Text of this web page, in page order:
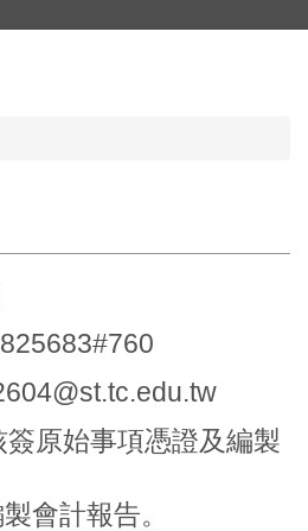
簽原始事項憑證及編製
報告。